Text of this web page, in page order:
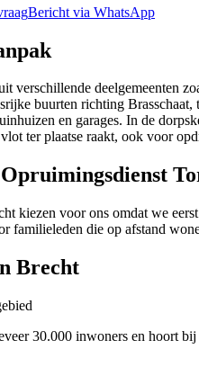
Bericht via WhatsApp
verschillende deelgemeenten
buurten richting
en garages. In de
ter plaatse raakt, ook voor
kiezen voor ons omdat we
familieleden die op afstand
Brecht
30.000 inwoners en hoort